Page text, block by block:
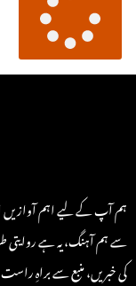
ہم آپ کے لیے اہم آوازیں
سے ہم آہنگ، یہ ہے
کی خبریں، منبع سے براہِ راست